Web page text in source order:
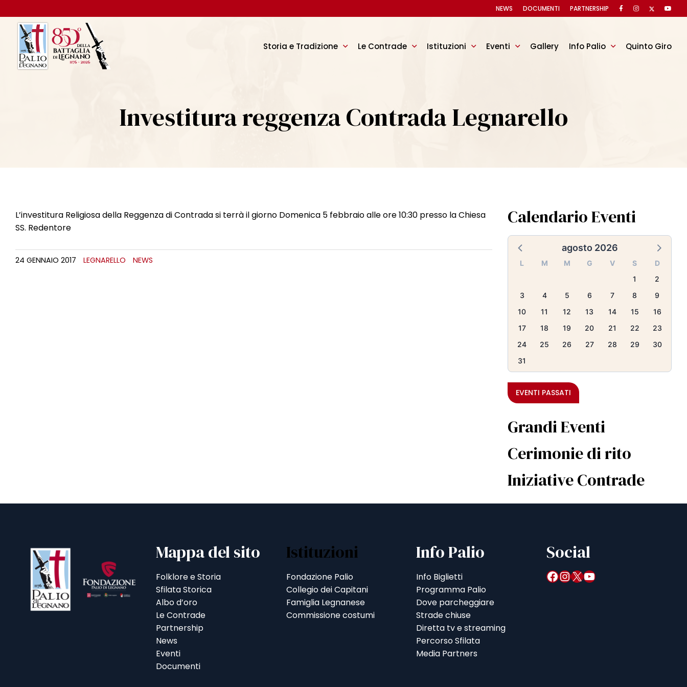
Storia e Tradizione Le Contrade Istituzioni Eventi Gallery Info Palio Quinto Giro
NEWS DOCUMENTI PARTNERSHIP
Investitura reggenza Contrada Legnarello
L’investitura Religiosa della Reggenza di Contrada si terrà il giorno Domenica 5 febbraio alle ore 10:30 presso la Chiesa
SS. Redentore
24 GENNAIO 2017 LEGNARELLO NEWS
Calendario Eventi
agosto 2026
L M M G V S
D
1
2
3
4 5 6 7 8
9
10
11 12 13 14 15
16
17
18 19 20 21 22
23
24
25 26 27 28 29
30
31
EVENTI PASSATI
Grandi Eventi
Cerimonie di rito
Iniziative Contrade
Mappa del sito
Folklore e Storia
Sfilata Storica
Albo d’oro
Le Contrade
Partnership
News
Eventi
Documenti
Istituzioni
Fondazione Palio
Collegio dei Capitani
Famiglia Legnanese
Commissione costumi
Info Palio
Info Biglietti
Programma Palio
Dove parcheggiare
Strade chiuse
Diretta tv e streaming
Percorso Sfilata
Media Partners
Social
Facebook InstagramX YouTube